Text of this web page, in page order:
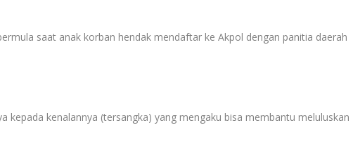
saat anak korban hendak mendaftar ke Akpol dengan panitia daerah
kepada kenalannya (tersangka) yang mengaku bisa membantu meluluskan